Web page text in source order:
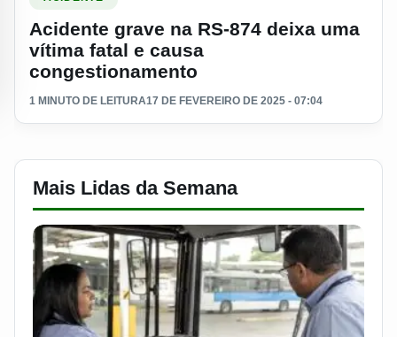
Acidente grave na RS-874 deixa uma
vítima fatal e causa
congestionamento
1 MINUTO DE LEITURA17 DE FEVEREIRO DE 2025 - 07:04
Mais Lidas da Semana